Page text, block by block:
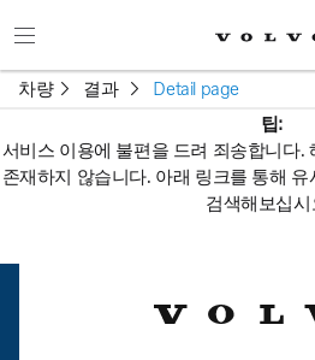
차량 결과
Detail page
팁:
서비스 이용에 불편을 드려 죄송합니다.
존재하지 않습니다. 아래 링크를 통해
검색해보십시